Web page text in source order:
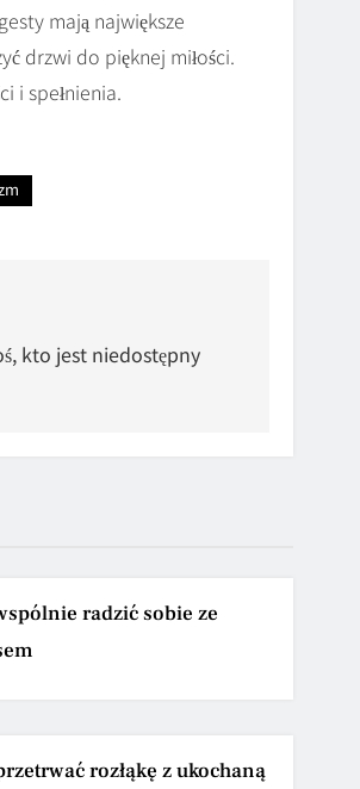
mają największe
drzwi do pięknej miłości.
i spełnienia.
kto jest niedostępny
radzić sobie ze
rozłąkę z ukochaną